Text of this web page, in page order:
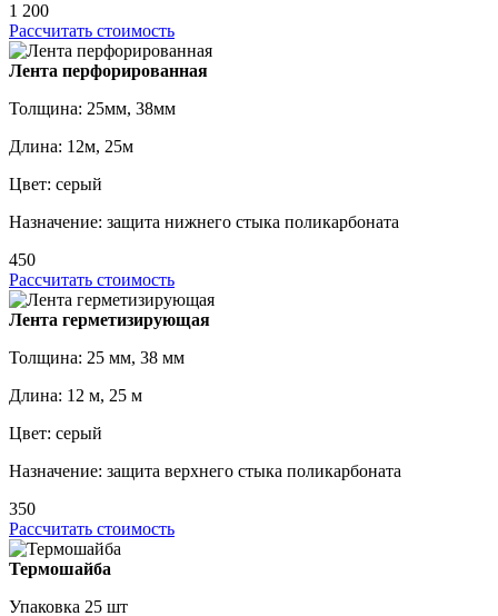
1 200
Рассчитать стоимость
Лента перфорированная
Толщина: 25мм, 38мм
Длина: 12м, 25м
Цвет: серый
Назначение: защита нижнего стыка поликарбоната
450
Рассчитать стоимость
Лента герметизирующая
Толщина: 25 мм, 38 мм
Длина: 12 м, 25 м
Цвет: серый
Назначение: защита верхнего стыка поликарбоната
350
Рассчитать стоимость
Термошайба
Упаковка 25 шт